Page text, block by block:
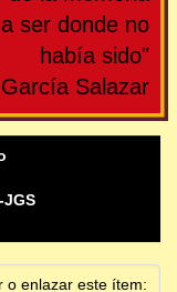
ser donde no
había sido"
Salazar
JGS
o enlazar este ítem: